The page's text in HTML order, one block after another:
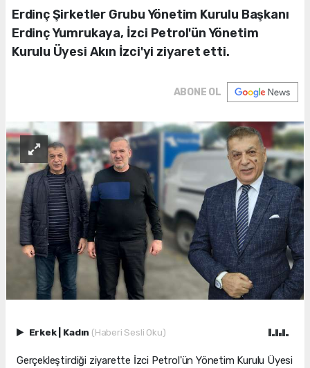
Erdinç Şirketler Grubu Yönetim Kurulu Başkanı
Erdinç Yumrukaya, İzci Petrol'ün Yönetim
Kurulu Üyesi Akın İzci'yi ziyaret etti.
ABONE OL
Erkek Kadın (Haberi Sesli Oku)
Gerçekleştirdiği ziyarette İzci Petrol'ün Yönetim Kurulu Üyesi